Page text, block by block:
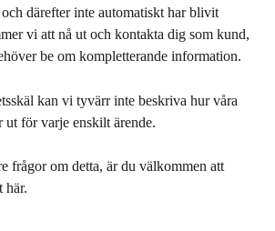
därefter inte automatiskt har blivit
vi att nå ut och kontakta dig som kund,
be om kompletterande information.
kan vi tyvärr inte beskriva hur våra
ut för varje enskilt ärende.
frågor om detta, är du välkommen att
här.